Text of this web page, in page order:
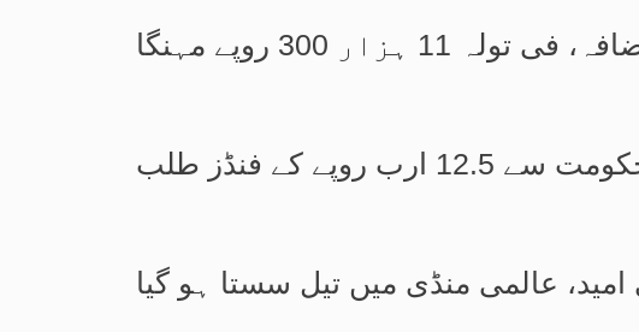
300 روپے مہنگا
کے فنڈز طلب
امید، عالمی منڈی میں تیل سستا ہو گیا